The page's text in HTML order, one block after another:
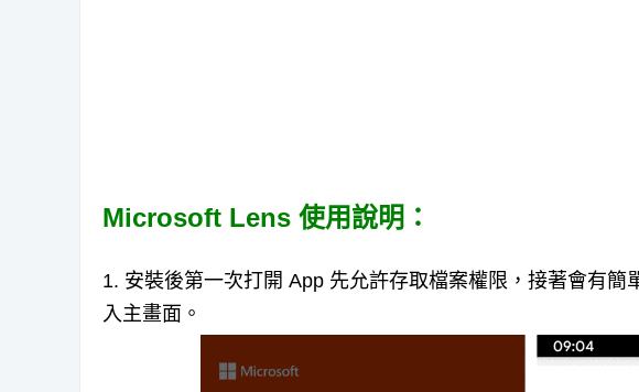
Microsoft Lens 使用說明：
1. 安裝後第一次打開 App 先允許存取檔案權限，接著會有簡
入主畫面。